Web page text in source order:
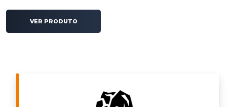
conjunto com porta escova e escovas elétricas.
VER PRODUTO